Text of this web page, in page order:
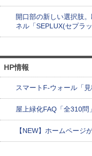
開口部の新しい選択肢
ネル「SEPLUX(セプラ
HP情報
スマートF-ウォール「
屋上緑化FAQ「全310問
【NEW】ホームページ